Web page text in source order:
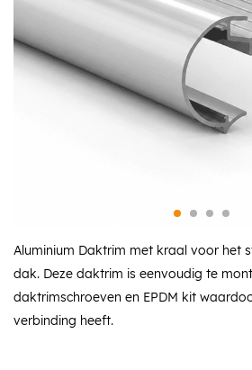
Aluminium Daktrim met kraal voor het
dak. Deze daktrim is eenvoudig te
daktrimschroeven en EPDM kit
verbinding heeft.